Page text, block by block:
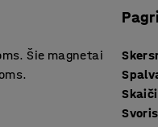
Šie magnetai
Svoris